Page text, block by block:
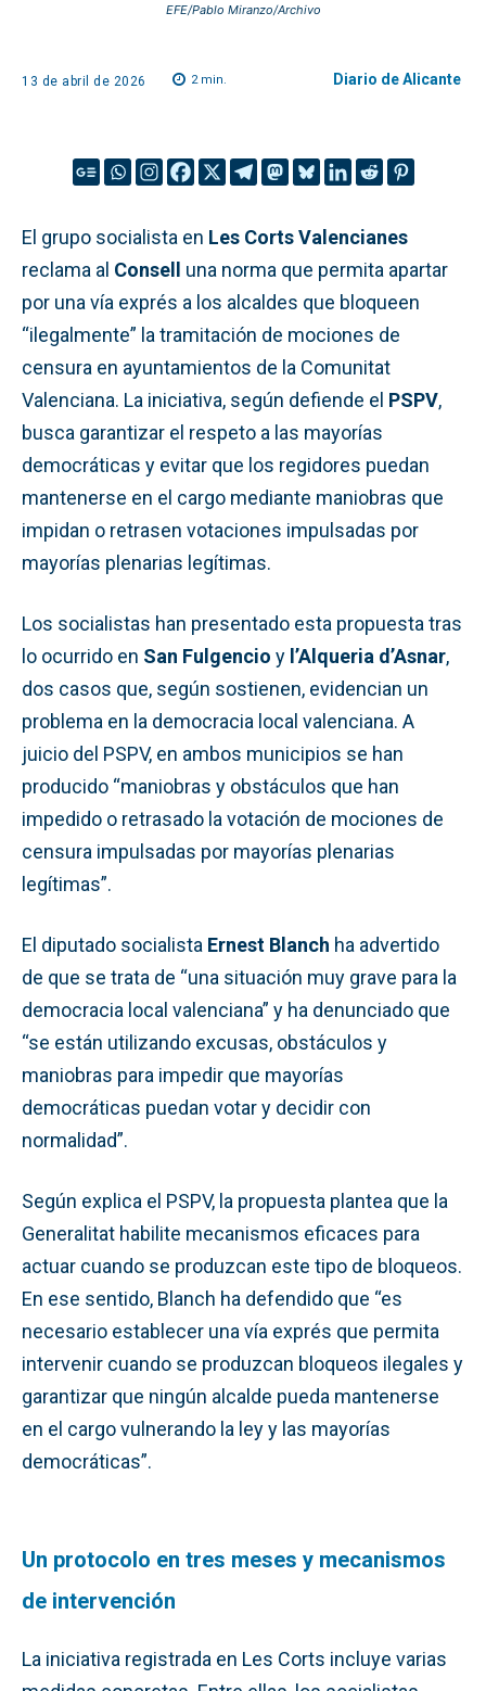
EFE/Pablo Miranzo/Archivo
13 de abril de 2026 2min. Diario de Alicante
El grupo socialista en Les Corts Valencianes
reclama al Consell una norma que permita apartar
por una vía exprés a los alcaldes que bloqueen
“ilegalmente” la tramitación de mociones de
censura en ayuntamientos de la Comunitat
Valenciana. La iniciativa, según defiende el PSPV,
busca garantizar el respeto a las mayorías
democráticas y evitar que los regidores puedan
mantenerse en el cargo mediante maniobras que
impidan o retrasen votaciones impulsadas por
mayorías plenarias legítimas.
Los socialistas han presentado esta propuesta tras
lo ocurrido en San Fulgencio y l’Alqueria d’Asnar,
dos casos que, según sostienen, evidencian un
problema en la democracia local valenciana. A
juicio del PSPV, en ambos municipios se han
producido “maniobras y obstáculos que han
impedido o retrasado la votación de mociones de
censura impulsadas por mayorías plenarias
legítimas”.
El diputado socialista Ernest Blanch ha advertido
de que se trata de “una situación muy grave para la
democracia local valenciana” y ha denunciado que
“se están utilizando excusas, obstáculos y
maniobras para impedir que mayorías
democráticas puedan votar y decidir con
normalidad”.
Según explica el PSPV, la propuesta plantea que la
Generalitat habilite mecanismos eficaces para
actuar cuando se produzcan este tipo de bloqueos.
En ese sentido, Blanch ha defendido que “es
necesario establecer una vía exprés que permita
intervenir cuando se produzcan bloqueos ilegales y
garantizar que ningún alcalde pueda mantenerse
en el cargo vulnerando la ley y las mayorías
democráticas”.
Un protocolo en tres meses y mecanismos
de intervención
La iniciativa registrada en Les Corts incluye varias